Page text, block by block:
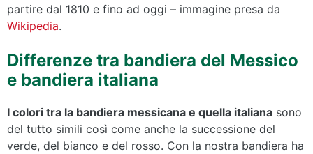
partire dal 1810 e fino ad oggi – immagine presa da
Wikipedia.
Differenze tra bandiera del Messico
e bandiera italiana
I colori tra la bandiera messicana e quella italiana sono
del tutto simili così come anche la successione del
verde, del bianco e del rosso. Con la nostra bandiera ha